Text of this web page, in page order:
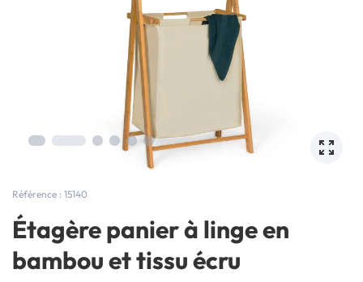
Référence : 15140
Étagère panier à linge en
bambou et tissu écru